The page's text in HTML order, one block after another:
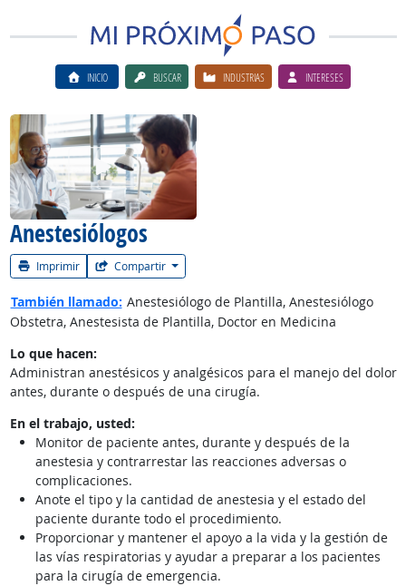
INICIO BUSCAR INDUSTRIAS INTERESES
Anestesiólogos
Imprimir Compartir
Ver el vίdeo de la carrera
También llamado: Anestesiólogo de Plantilla, Anestesiólogo
Obstetra, Anestesista de Plantilla, Doctor en Medicina
Lo que hacen:
Administran anestésicos y analgésicos para el manejo del dolor
antes, durante o después de una cirugía.
En el trabajo, usted:
Monitor de paciente antes, durante y después de la
anestesia y contrarrestar las reacciones adversas o
complicaciones.
Anote el tipo y la cantidad de anestesia y el estado del
paciente durante todo el procedimiento.
Proporcionar y mantener el apoyo a la vida y la gestión de
las vías respiratorias y ayudar a preparar a los pacientes
para la cirugía de emergencia.